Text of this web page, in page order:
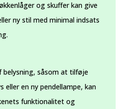
og skuffer kan give
ny stil med minimal indsats
belysning, såsom at tilføje
eller en ny pendellampe, kan
funktionalitet og